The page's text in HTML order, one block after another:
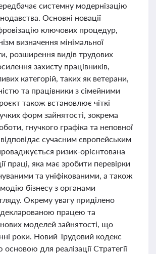
системну модернізацію
Основні новації
ключових процедур,
визначення мінімальної
розширення видів трудових
захисту працівників,
категорій, таких як ветерани,
та працівники з сімейними
також встановлює чіткі
форм зайнятості, зокрема
гнучкого графіка та неповної
сучасним європейським
ризик-орієнтована
праці, яка має зробити перевірки
та уніфікованими, а також
бізнесу з органами
Окрему увагу приділено
працею та
моделей зайнятості, що
роки. Новий Трудовий кодекс
для реалізації Стратегії